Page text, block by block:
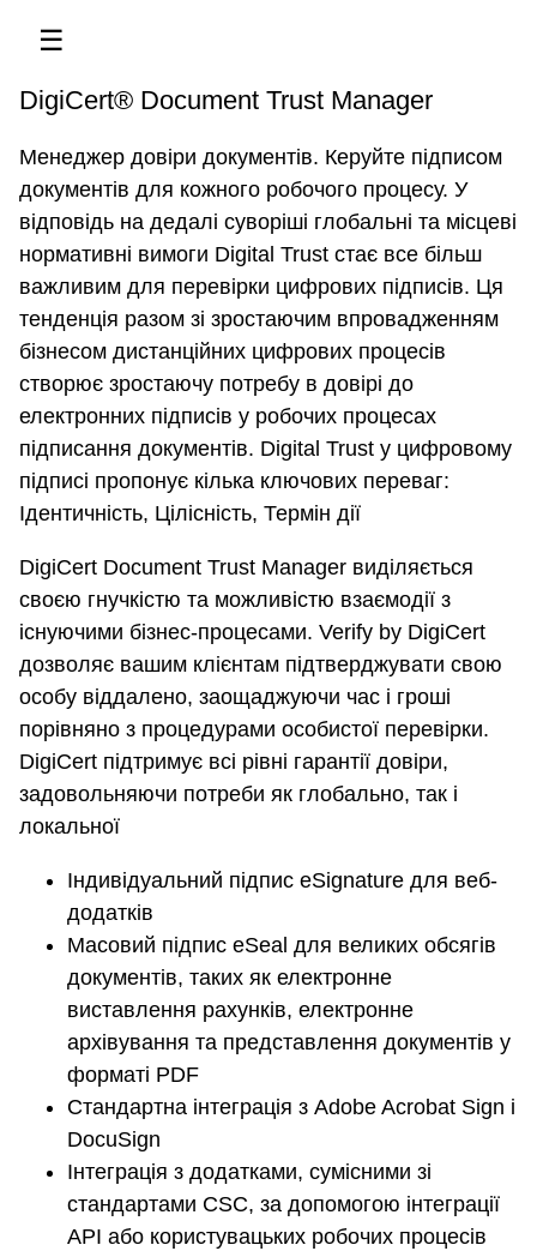
☰
DigiCert® Document Trust Manager
Менеджер довіри документів. Керуйте підписом
документів для кожного робочого процесу. У
відповідь на дедалі суворіші глобальні та місцеві
нормативні вимоги Digital Trust стає все більш
важливим для перевірки цифрових підписів. Ця
тенденція разом зі зростаючим впровадженням
бізнесом дистанційних цифрових процесів
створює зростаючу потребу в довірі до
електронних підписів у робочих процесах
підписання документів. Digital Trust у цифровому
підписі пропонує кілька ключових переваг:
Ідентичність, Цілісність, Термін дії
DigiCert Document Trust Manager виділяється
своєю гнучкістю та можливістю взаємодії з
існуючими бізнес-процесами. Verify by DigiCert
дозволяє вашим клієнтам підтверджувати свою
особу віддалено, заощаджуючи час і гроші
порівняно з процедурами особистої перевірки.
DigiCert підтримує всі рівні гарантії довіри,
задовольняючи потреби як глобально, так і
локальної
Індивідуальний підпис eSignature для веб-
додатків
Масовий підпис eSeal для великих обсягів
документів, таких як електронне
виставлення рахунків, електронне
архівування та представлення документів у
форматі PDF
Стандартна інтеграція з Adobe Acrobat Sign і
DocuSign
Інтеграція з додатками, сумісними зі
стандартами CSC, за допомогою інтеграції
API або користувацьких робочих процесів